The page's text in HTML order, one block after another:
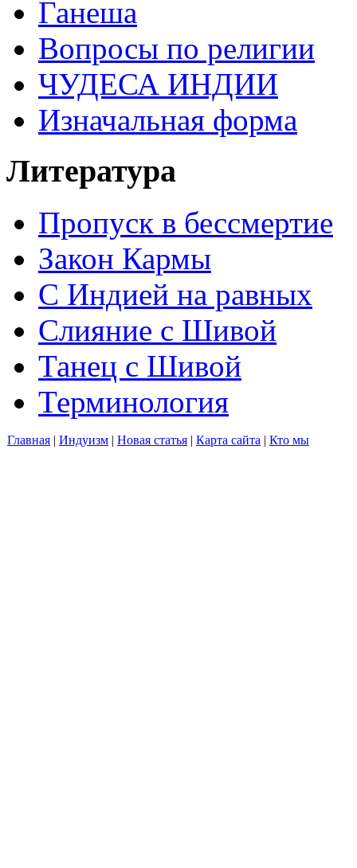
Ганеша
Вопросы по религии
ЧУДЕСА ИНДИИ
Изначальная форма
Литература
Пропуск в бессмертие
Закон Кармы
С Индией на равных
Слияние с Шивой
Танец с Шивой
Терминология
Главная | Индуизм | Новая статья | Карта сайта | Кто мы